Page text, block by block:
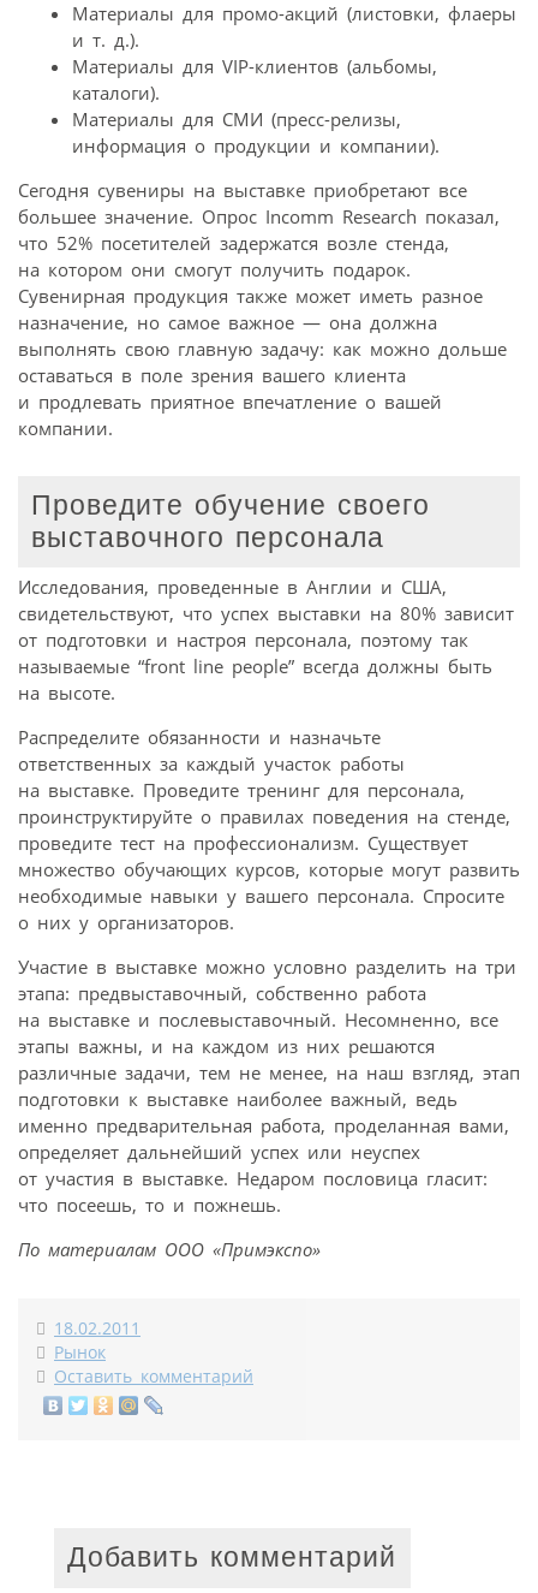
Материалы для промо-акций (листовки, флаеры
и т. д.).
Материалы для VIP-клиентов (альбомы,
каталоги).
Материалы для СМИ (пресс-релизы,
информация о продукции и компании).
Сегодня сувениры на выставке приобретают все
большее значение. Опрос Incomm Research показал,
что 52% посетителей задержатся возле стенда,
на котором они смогут получить подарок.
Сувенирная продукция также может иметь разное
назначение, но самое важное — она должна
выполнять свою главную задачу: как можно дольше
оставаться в поле зрения вашего клиента
и продлевать приятное впечатление о вашей
компании.
Проведите обучение своего
выставочного персонала
Исследования, проведенные в Англии и США,
свидетельствуют, что успех выставки на 80% зависит
от подготовки и настроя персонала, поэтому так
называемые “front line people” всегда должны быть
на высоте.
Распределите обязанности и назначьте
ответственных за каждый участок работы
на выставке. Проведите тренинг для персонала,
проинструктируйте о правилах поведения на стенде,
проведите тест на профессионализм. Существует
множество обучающих курсов, которые могут развить
необходимые навыки у вашего персонала. Спросите
о них у организаторов.
Участие в выставке можно условно разделить на три
этапа: предвыставочный, собственно работа
на выставке и послевыставочный. Несомненно, все
этапы важны, и на каждом из них решаются
различные задачи, тем не менее, на наш взгляд, этап
подготовки к выставке наиболее важный, ведь
именно предварительная работа, проделанная вами,
определяет дальнейший успех или неуспех
от участия в выставке. Недаром пословица гласит:
что посеешь, то и пожнешь.
По материалам ООО «Примэкспо»
18.02.2011
Рынок
Оставить комментарий
Добавить комментарий